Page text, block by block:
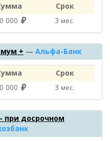
Срок
000 3 мес.
+ — Альфа-Банк
Срок
000 3 мес.
при досрочном